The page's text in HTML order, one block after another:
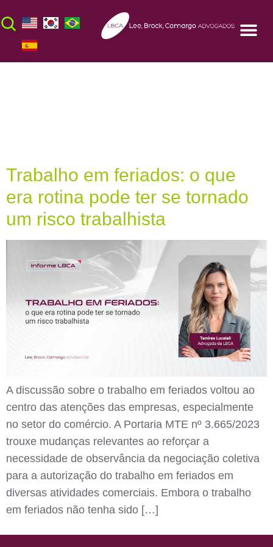
Trabalho em feriados: o que
era rotina pode ter se tornado
um risco trabalhista
A discussão sobre o trabalho em feriados voltou ao
centro das atenções das empresas, especialmente
no setor do comércio. A Portaria MTE nº 3.665/2023
trouxe mudanças relevantes ao reforçar a
necessidade de observância da negociação coletiva
para a autorização do trabalho em feriados em
diversas atividades comerciais. Embora o trabalho
em feriados não tenha sido […]